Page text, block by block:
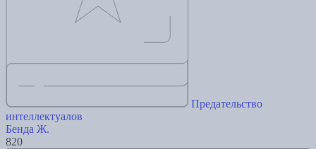
Предательство
интеллектуалов
Бенда Ж.
820